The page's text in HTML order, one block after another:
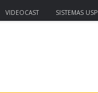
VIDEOCAST SISTEMAS USP